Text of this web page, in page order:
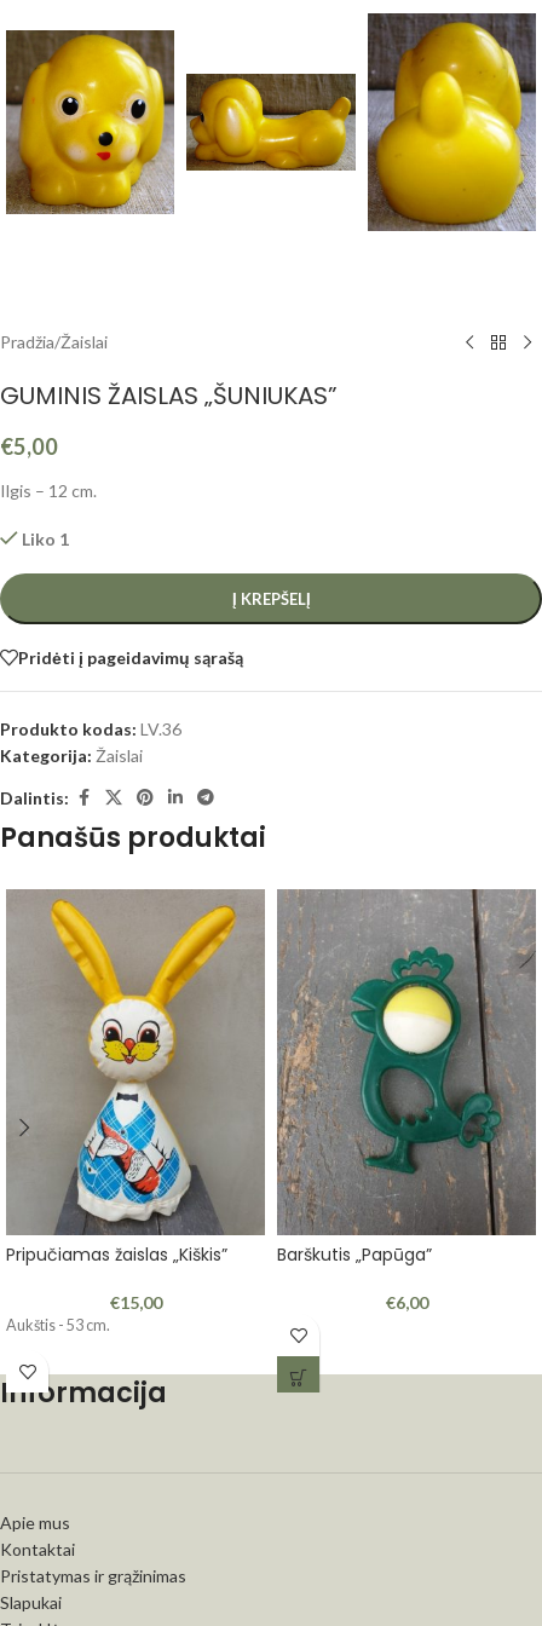
Pradžia/Žaislai
GUMINIS ŽAISLAS „ŠUNIUKAS”
€5,00
Ilgis – 12 cm.
Liko 1
Į KREPŠELĮ
Pridėti į pageidavimų sąrašą
Produkto kodas: LV.36
Kategorija: Žaislai
Dalintis:
Panašūs produktai
Pripučiamas žaislas „Kiškis”
€15,00
Aukštis - 53 cm.
Barškutis „Papūga”
€6,00
Informacija
Apie mus
Kontaktai
Pristatymas ir grąžinimas
Slapukai